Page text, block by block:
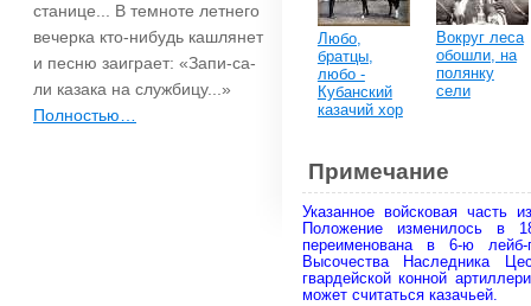
станице... В темноте летнего
вечерка кто-нибудь каш­лянет
и песню заиграет: «Запи-са-
ли казака на службицу...»
Полностью…
Любо,
братцы,
любо -
Кубанский
казачий хор
Вокруг леса
обошли, на
полянку
сели
Примечание
Указанное войсковая часть
Положение изменилось
переименована в 6-ю лейб-
Высочества Наследника
гвардейской конной
может считаться казачьей.